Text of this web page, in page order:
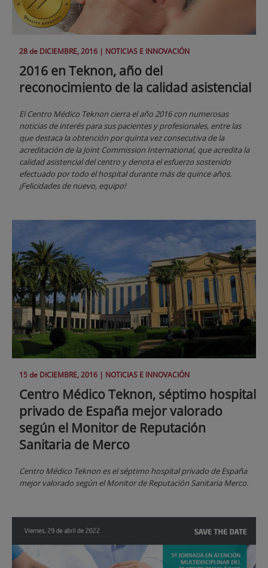
28 de DICIEMBRE, 2016 | NOTICIAS E INNOVACIÓN
2016 en Teknon, año del
reconocimiento de la calidad asistencial
El Centro Médico Teknon cierra el año 2016 con numerosas
noticias de interés para sus pacientes y profesionales, entre las
que destaca la obtención por quinta vez consecutiva de la
acreditación de la Joint Commission International, que acredita la
calidad asistencial del centro y denota el esfuerzo sostenido
efectuado por todo el hospital durante más de quince años.
¡Felicidades de nuevo, equipo!
15 de DICIEMBRE, 2016 | NOTICIAS E INNOVACIÓN
Centro Médico Teknon, séptimo hospital
privado de España mejor valorado
según el Monitor de Reputación
Sanitaria de Merco
Centro Médico Teknon es el séptimo hospital privado de España
mejor valorado según el Monitor de Reputación Sanitaria Merco.